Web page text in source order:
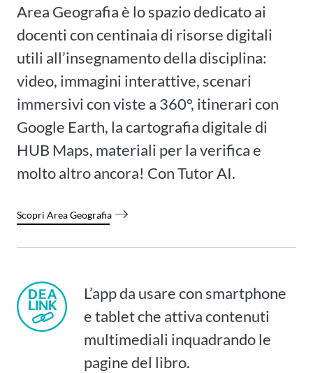
Area Geografia è lo spazio dedicato ai
docenti con centinaia di risorse digitali
utili all’insegnamento della disciplina:
video, immagini interattive, scenari
immersivi con viste a 360°, itinerari con
Google Earth, la cartografia digitale di
HUB Maps, materiali per la verifica e
molto altro ancora! Con Tutor AI.
Scopri Area Geografia
L’app da usare con smartphone
e tablet che attiva contenuti
multimediali inquadrando le
pagine del libro.